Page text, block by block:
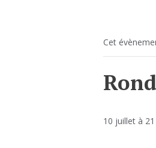
Cet
10 juillet à